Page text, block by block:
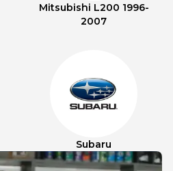
Mitsubishi L200 1996-
2007
Subaru